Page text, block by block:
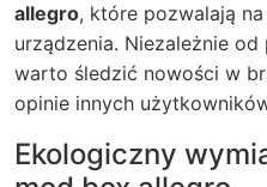
allegro, które pozwalają
urządzenia. Niezależnie
warto śledzić nowości w
opinie innych
Ekologiczny